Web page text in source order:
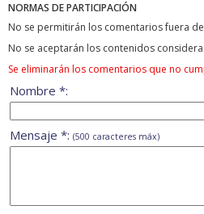
NORMAS DE PARTICIPACIÓN
No se permitirán los comentarios fuera
No se aceptarán los contenidos
Se eliminarán los comentarios que no
Nombre *:
Mensaje *: (500 caracteres máx)